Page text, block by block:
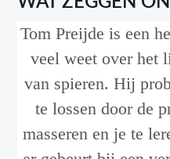
Tom Preijde is een
veel weet over het
van spieren. Hij
te lossen door de
masseren en je te